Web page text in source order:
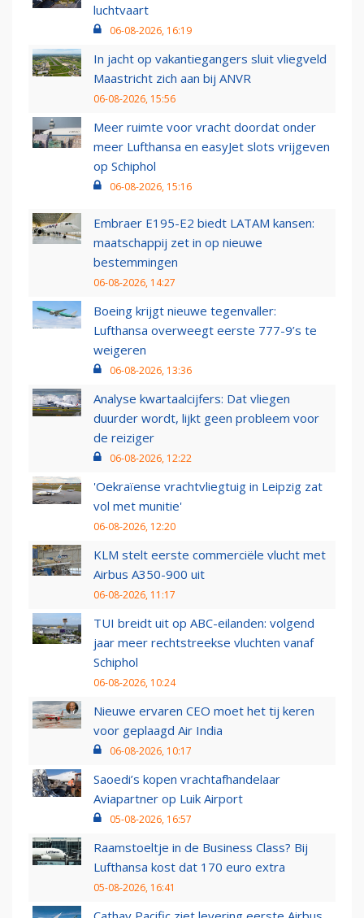
luchtvaart
06-08-2026, 16:19
In jacht op vakantiegangers sluit vliegveld
Maastricht zich aan bij ANVR
06-08-2026, 15:56
Meer ruimte voor vracht doordat onder
meer Lufthansa en easyJet slots vrijgeven
op Schiphol
06-08-2026, 15:16
Embraer E195-E2 biedt LATAM kansen:
maatschappij zet in op nieuwe
bestemmingen
06-08-2026, 14:27
Boeing krijgt nieuwe tegenvaller:
Lufthansa overweegt eerste 777-9’s te
weigeren
06-08-2026, 13:36
Analyse kwartaalcijfers: Dat vliegen
duurder wordt, lijkt geen probleem voor
de reiziger
06-08-2026, 12:22
'Oekraïense vrachtvliegtuig in Leipzig zat
vol met munitie'
06-08-2026, 12:20
KLM stelt eerste commerciële vlucht met
Airbus A350-900 uit
06-08-2026, 11:17
TUI breidt uit op ABC-eilanden: volgend
jaar meer rechtstreekse vluchten vanaf
Schiphol
06-08-2026, 10:24
Nieuwe ervaren CEO moet het tij keren
voor geplaagd Air India
06-08-2026, 10:17
Saoedi’s kopen vrachtafhandelaar
Aviapartner op Luik Airport
05-08-2026, 16:57
Raamstoeltje in de Business Class? Bij
Lufthansa kost dat 170 euro extra
05-08-2026, 16:41